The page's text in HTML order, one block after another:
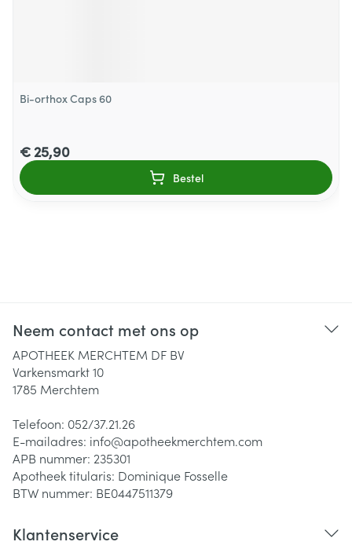
Bi-orthox Caps 60
€ 25,90
Bestel
Neem contact met ons op
APOTHEEK MERCHTEM DF BV
Varkensmarkt 10
1785 Merchtem
Telefoon: 052/37.21.26
E-mailadres: info@apotheekmerchtem.com
APB nummer: 235301
Apotheek titularis: Dominique Fosselle
BTW nummer: BE0447511379
Klantenservice